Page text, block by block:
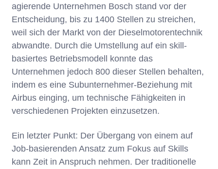
agierende Unternehmen Bosch stand vor der
Entscheidung, bis zu 1400 Stellen zu streichen,
weil sich der Markt von der Dieselmotorentechnik
abwandte. Durch die Umstellung auf ein skill-
basiertes Betriebsmodell konnte das
Unternehmen jedoch 800 dieser Stellen behalten,
indem es eine Subunternehmer-Beziehung mit
Airbus einging, um technische Fähigkeiten in
verschiedenen Projekten einzusetzen.
Ein letzter Punkt: Der Übergang von einem auf
Job-basierenden Ansatz zum Fokus auf Skills
kann Zeit in Anspruch nehmen. Der traditionelle